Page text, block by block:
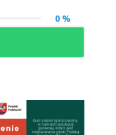
0 %